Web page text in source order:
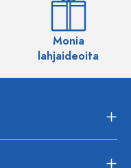
Monia
lahjaideoita